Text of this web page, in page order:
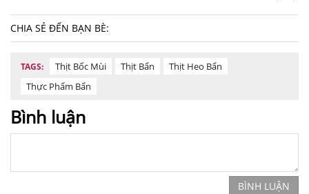
CHIA SẺ ĐẾN BẠN BÈ:
TAGS: Thịt Bốc Mùi Thịt Bẩn
Thịt Heo Bẩn
Thực Phẩm Bẩn
Bình luận
BÌNH LUẬN